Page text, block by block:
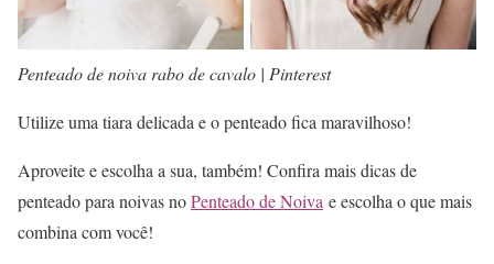
Penteado de noiva rabo de cavalo | Pinterest
Utilize uma tiara delicada e o penteado fica maravilhoso!
Aproveite e escolha a sua, também! Confira mais dicas de
penteado para noivas noPenteado de Noiva e escolha o que mais
combina com você!